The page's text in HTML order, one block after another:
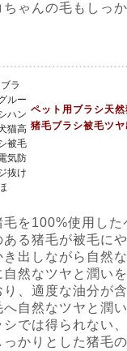
ちゃんの毛もしっ
ペット用ブラシ天
猪毛ブラシ被毛ツ
毛を100%使用し
ある猪毛が被毛に
き出しながら自然
自然なツヤと潤い
り、適度な油分が
へ自然なツヤと潤
シでは得られない
っかりとした猪毛